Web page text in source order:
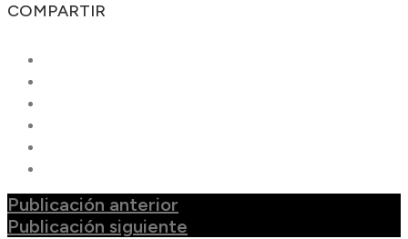
COMPARTIR
Publicación anterior
Publicación siguiente